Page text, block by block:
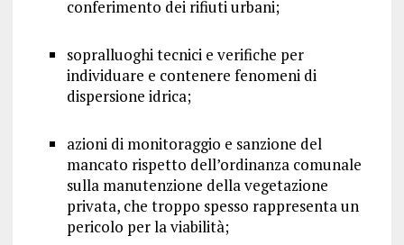
conferimento dei rifiuti urbani;
sopralluoghi tecnici e verifiche per
individuare e contenere fenomeni di
dispersione idrica;
azioni di monitoraggio e sanzione del
mancato rispetto dell’ordinanza comunale
sulla manutenzione della vegetazione
privata, che troppo spesso rappresenta un
pericolo per la viabilità;